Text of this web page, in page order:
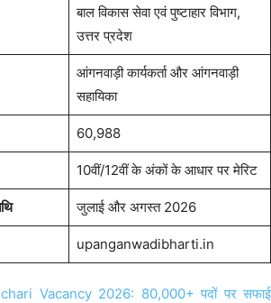
बाल विकास सेवा एवं पुष्टाहार विभाग,
उत्तर प्रदेश
आंगनवाड़ी कार्यकर्ता और आंगनवाड़ी
सहायिका
60,988
10वीं/12वीं के अंकों के आधार पर मेरिट
जुलाई और अगस्त 2026
upanganwadibharti.in
Vacancy 2026: 80,000+ पदों पर सफाई